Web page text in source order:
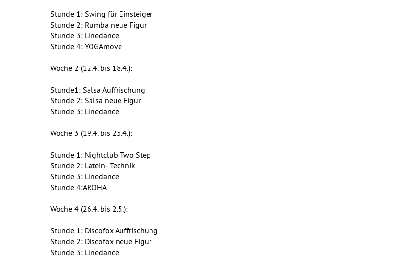
Stunde 1: Swing für Einsteiger
Stunde 2: Rumba neue Figur
Stunde 3: Linedance
Stunde 4: YOGAmove
Woche 2 (12.4. bis 18.4.):
Stunde1: Salsa Auffrischung
Stunde 2: Salsa neue Figur
Stunde 3: Linedance
Woche 3 (19.4. bis 25.4.):
Stunde 1: Nightclub Two Step
Stunde 2: Latein- Technik
Stunde 3: Linedance
Stunde 4:AROHA
Woche 4 (26.4. bis 2.5.):
Stunde 1: Discofox Auffrischung
Stunde 2: Discofox neue Figur
Stunde 3: Linedance